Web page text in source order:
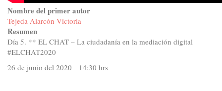
Nombre del primer autor
Tejeda Alarcón Victoria
Resumen
Día 5. ** EL CHAT – La ciudadanía en la mediación digital
#ELCHAT2020
26 de junio del 2020 14:30 hrs